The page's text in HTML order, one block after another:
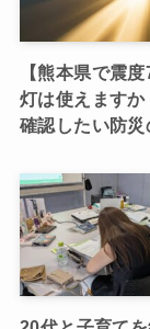
【熊本県で震
灯は使えますか
確認したい防災